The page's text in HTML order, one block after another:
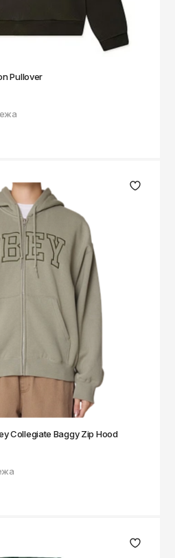
Pullover
Collegiate Baggy Zip Hood